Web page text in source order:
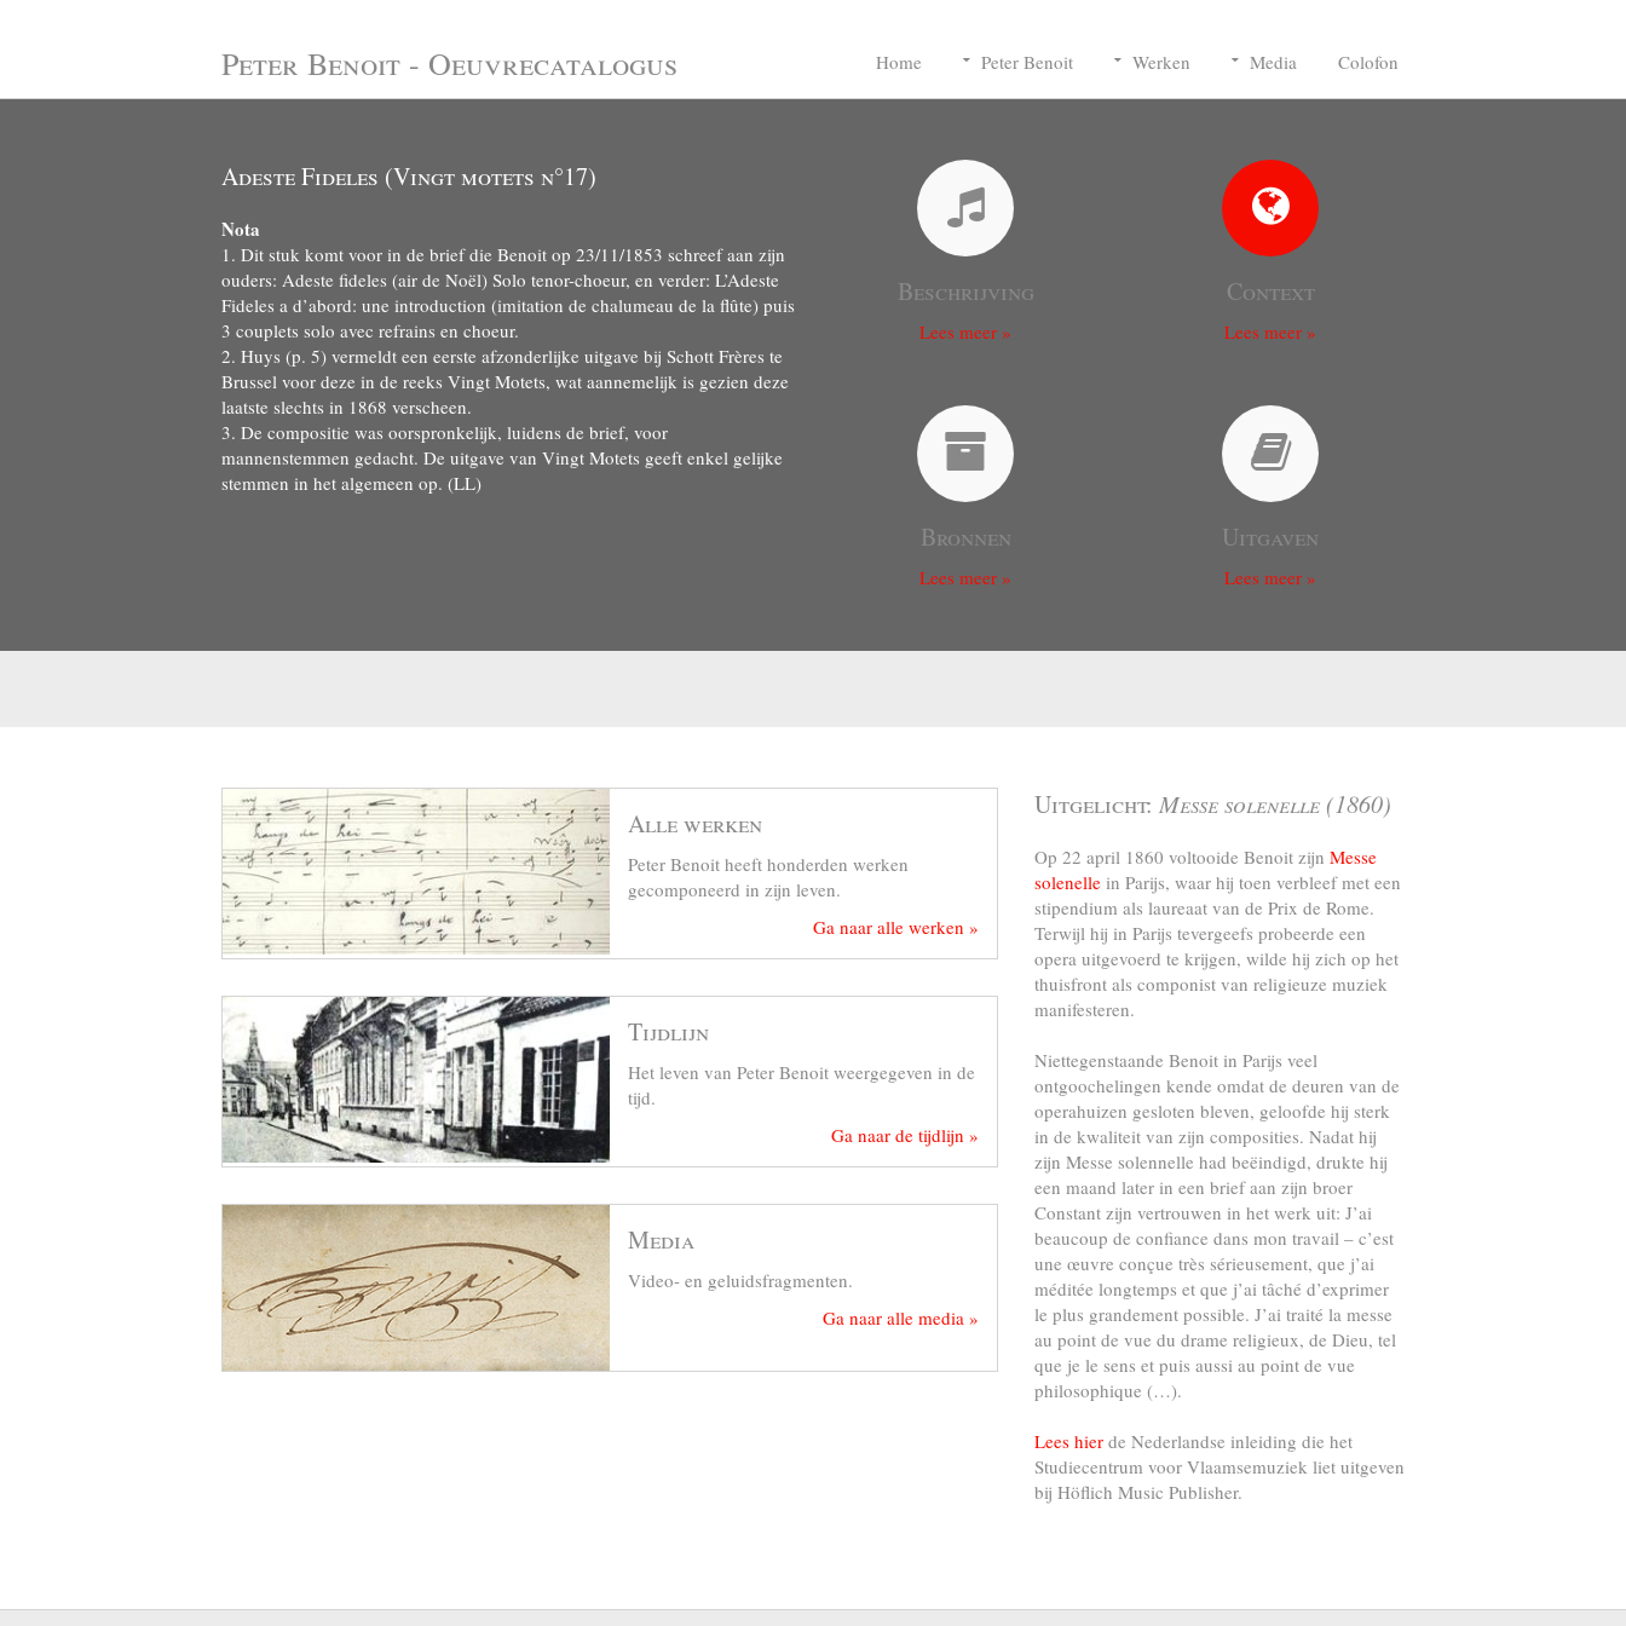
Peter Benoit - Oeuvrecatalogus Home Peter Benoit Werken Media Colofon
Adeste Fideles (Vingt motets n°17)
Nota
1. Dit stuk komt voor in de brief die Benoit op 23/11/1853 schreef aan zijn
ouders: Adeste fideles (air de Noël) Solo tenor-choeur, en verder: L’Adeste
Fideles a d’abord: une introduction (imitation de chalumeau de la flûte) puis
3 couplets solo avec refrains en choeur.
2. Huys (p. 5) vermeldt een eerste afzonderlijke uitgave bij Schott Frères te
Brussel voor deze in de reeks Vingt Motets, wat aannemelijk is gezien deze
laatste slechts in 1868 verscheen.
3. De compositie was oorspronkelijk, luidens de brief, voor
mannenstemmen gedacht. De uitgave van Vingt Motets geeft enkel gelijke
stemmen in het algemeen op. (LL)
Beschrijving
Lees meer »
Bronnen
Lees meer »
Context
Lees meer »
Uitgaven
Lees meer »
Alle werken
Peter Benoit heeft honderden werken
gecomponeerd in zijn leven.
Ga naar alle werken »
Tijdlijn
Het leven van Peter Benoit weergegeven in de
tijd.
Ga naar de tijdlijn »
Media
Video- en geluidsfragmenten.
Ga naar alle media »
Uitgelicht: Messe solenelle (1860)
Op 22 april 1860 voltooide Benoit zijn Messe
solenelle in Parijs, waar hij toen verbleef met een
stipendium als laureaat van de Prix de Rome.
Terwijl hij in Parijs tevergeefs probeerde een
opera uitgevoerd te krijgen, wilde hij zich op het
thuisfront als componist van religieuze muziek
manifesteren.
Niettegenstaande Benoit in Parijs veel
ontgoochelingen kende omdat de deuren van de
operahuizen gesloten bleven, geloofde hij sterk
in de kwaliteit van zijn composities. Nadat hij
zijn Messe solennelle had beëindigd, drukte hij
een maand later in een brief aan zijn broer
Constant zijn vertrouwen in het werk uit: J’ai
beaucoup de confiance dans mon travail – c’est
une œuvre conçue très sérieusement, que j’ai
méditée longtemps et que j’ai tâché d’exprimer
le plus grandement possible. J’ai traité la messe
au point de vue du drame religieux, de Dieu, tel
que je le sens et puis aussi au point de vue
philosophique (…).
Lees hier de Nederlandse inleiding die het
Studiecentrum voor Vlaamsemuziek liet uitgeven
bij Höflich Music Publisher.